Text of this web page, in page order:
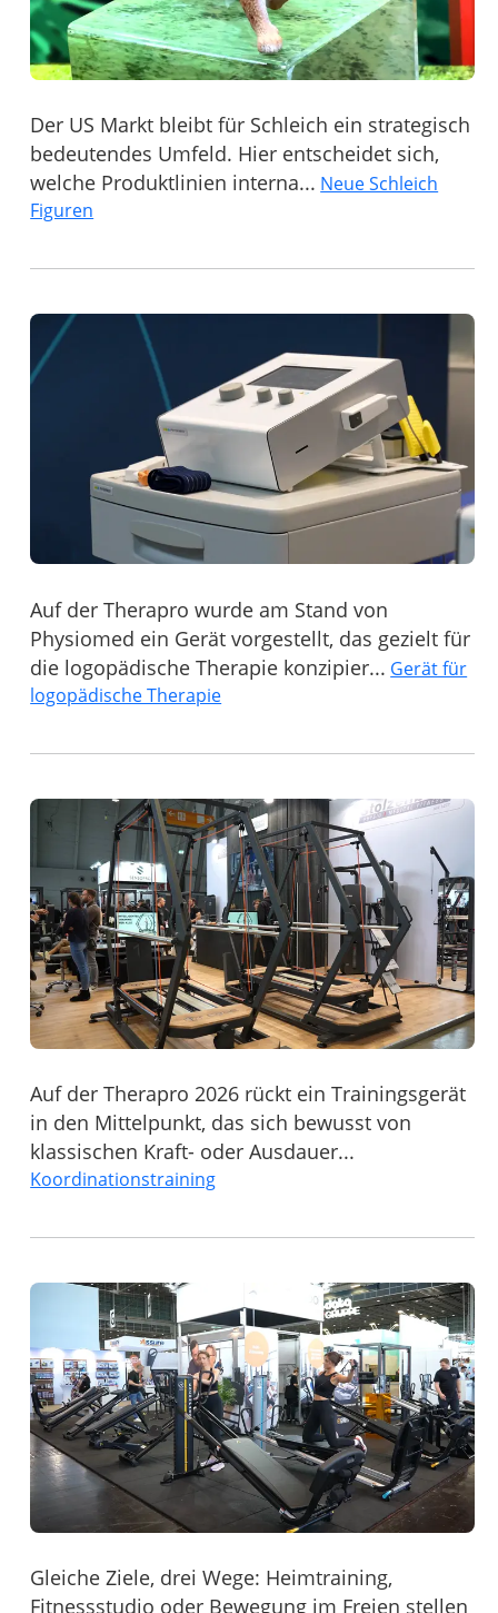
Der US Markt bleibt für Schleich ein strategisch
bedeutendes Umfeld. Hier entscheidet sich,
welche Produktlinien interna... Neue Schleich
Figuren
Auf der Therapro wurde am Stand von
Physiomed ein Gerät vorgestellt, das gezielt für
die logopädische Therapie konzipier... Gerät für
logopädische Therapie
Auf der Therapro 2026 rückt ein Trainingsgerät
in den Mittelpunkt, das sich bewusst von
klassischen Kraft- oder Ausdauer...
Koordinationstraining
Gleiche Ziele, drei Wege: Heimtraining,
Fitnessstudio oder Bewegung im Freien stellen